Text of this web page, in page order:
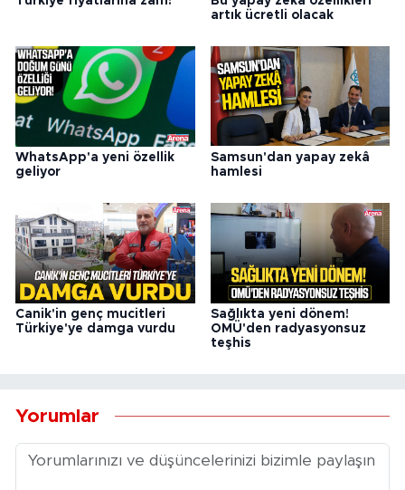
artık ücretli olacak
WhatsApp'a yeni özellik
geliyor
Samsun'dan yapay zekâ
hamlesi
Canik'in genç mucitleri
Türkiye'ye damga vurdu
Sağlıkta yeni dönem!
OMÜ'den radyasyonsuz
teşhis
Yorumlar